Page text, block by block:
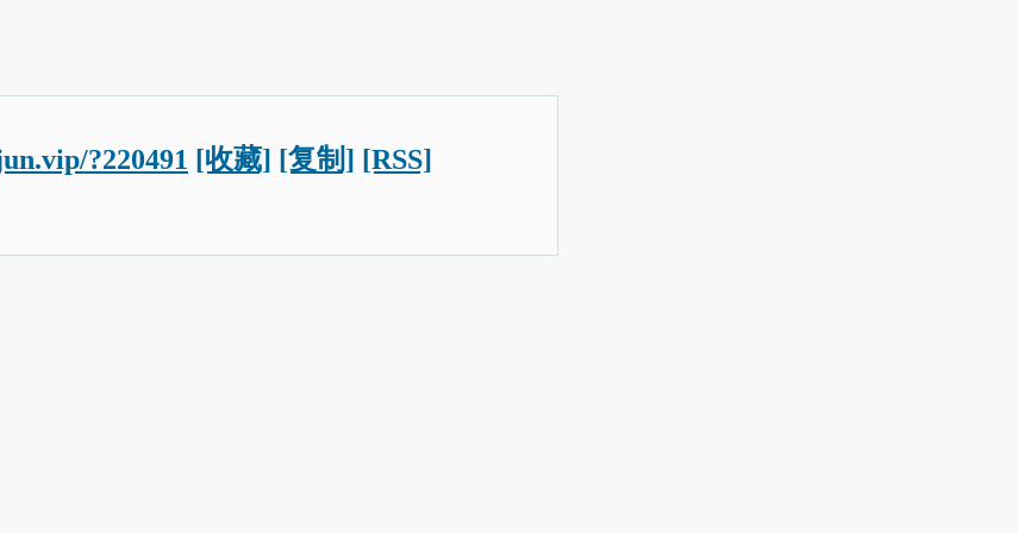
?220491 [收藏] [复制] [RSS]